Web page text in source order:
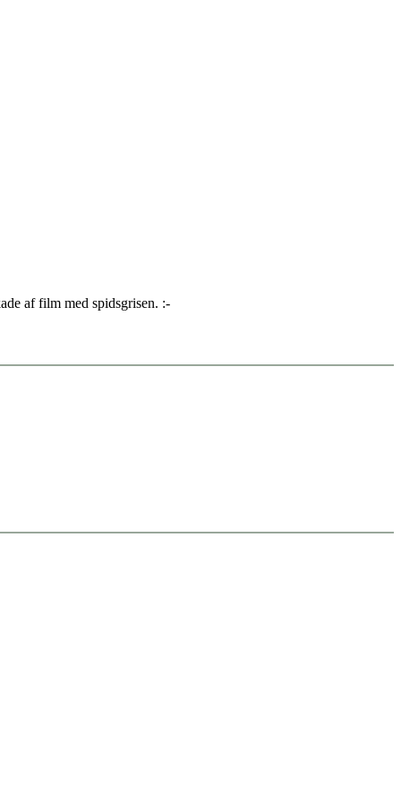
af film med spidsgrisen. :-